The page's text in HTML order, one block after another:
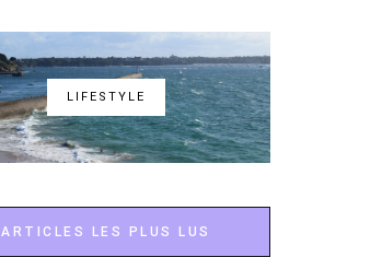
LIFESTYLE
ARTICLES LES PLUS LUS